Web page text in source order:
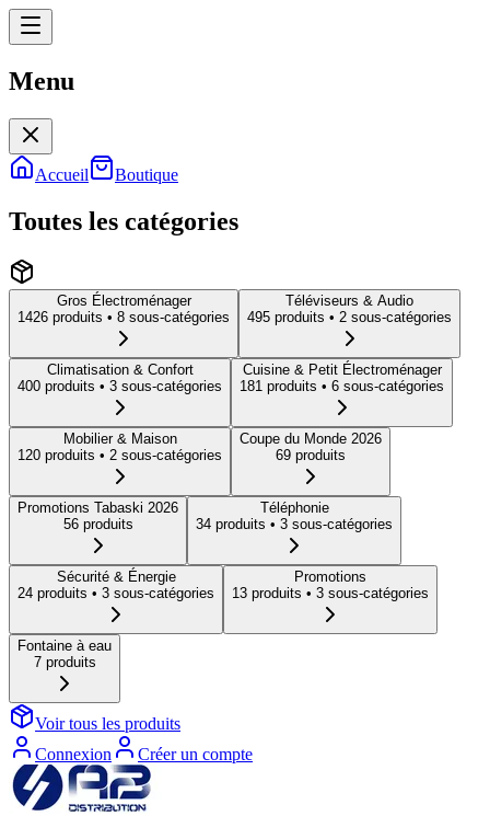
Menu
Accueil Boutique
Toutes les catégories
Gros Électroménager
1426 produits • 8 sous-catégories
Téléviseurs & Audio
495 produits • 2 sous-catégories
Climatisation & Confort
400 produits • 3 sous-catégories
Cuisine & Petit Électroménager
181 produits • 6 sous-catégories
Mobilier & Maison
120 produits • 2 sous-catégories
Coupe du Monde 2026
69 produits
Promotions Tabaski 2026
56produits
Téléphonie
34 produits • 3 sous-catégories
Sécurité & Énergie
24 produits • 3 sous-catégories
Promotions
13 produits • 3 sous-catégories
Fontaine à eau
7produits
Voir tous les produits
Connexion
Créer un compte